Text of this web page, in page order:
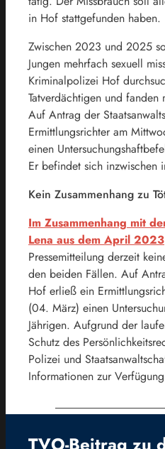
in Hof stattgefunden haben.
Zwischen 2023 und 2025
Jungen mehrfach sexuell
Kriminalpolizei Hof
Tatverdächtigen und fanden
Auf Antrag der
Ermittlungsrichter am
einen
Er befindet sich inzwischen
Kein Zusammenhang zu
Im Zusammenhang mit
Lena aus dem April 2023
Pressemitteilung derzeit
den beiden Fällen. Auf
Hof erließ ein
(04. März) einen
Jährigen. Aufgrund der
Schutz des
Polizei und
Informationen zur